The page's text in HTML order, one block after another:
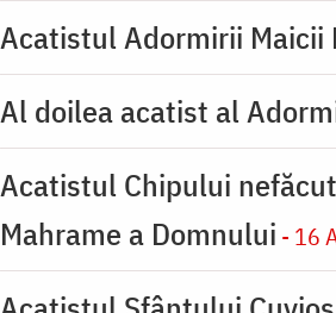
Acatistul Adormirii Maicii
Al doilea acatist al
Acatistul Chipului
Mahrame a Domnului - 16